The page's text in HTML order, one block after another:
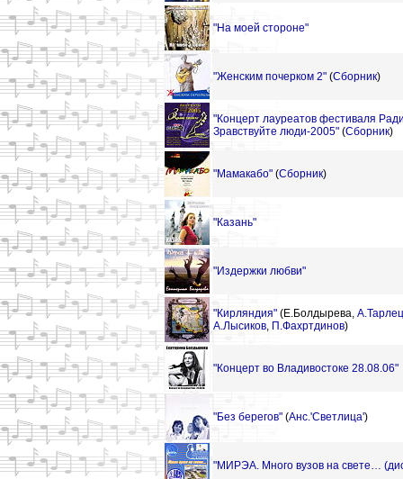
"На моей стороне"
"Женским почерком 2" (Сборник)
"Концерт лауреатов фестиваля
Зравствуйте люди-2005" (Сборник)
"Мамакабо" (Сборник)
"Казань"
"Издержки любви"
"Кирляндия" (Е.Болдырева,
А.Лысиков, П.Фахртдинов)
"Концерт во Владивостоке 28.08.06"
"Без берегов" (Анс.'Светлица')
"МИРЭА. Много вузов на свете…